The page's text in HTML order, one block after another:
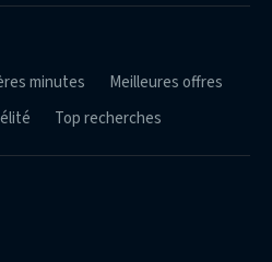
minutes
Meilleures offres
Top recherches